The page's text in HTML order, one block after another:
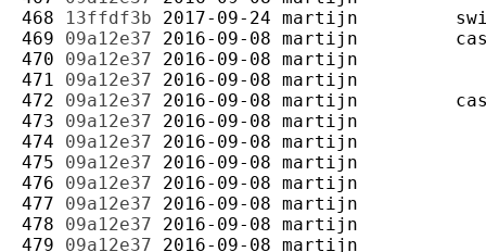
468
13ffdf3b 2017-09-24 martijn
469 09a12e37 2016-09-08 martijn
470 09a12e37 2016-09-08 martijn
471 09a12e37 2016-09-08 martijn
472 09a12e37 2016-09-08 martijn
473 09a12e37 2016-09-08 martijn
474 09a12e37 2016-09-08 martijn
475 09a12e37 2016-09-08 martijn
476 09a12e37 2016-09-08 martijn
477 09a12e37 2016-09-08 martijn
478 09a12e37 2016-09-08 martijn
479 09a12e37 2016-09-08 martijn